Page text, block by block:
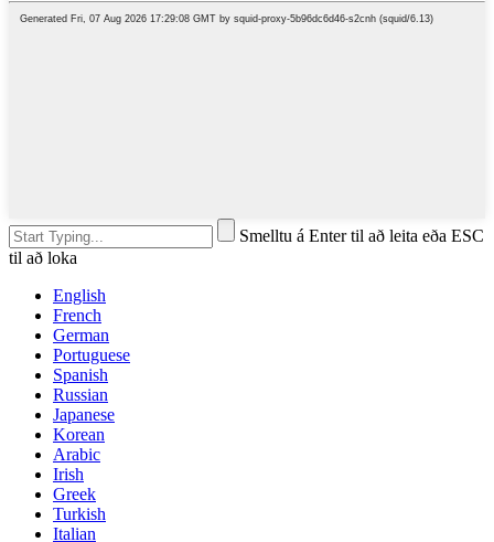
Smelltu á Enter til að leita eða ESC
til að loka
English
French
German
Portuguese
Spanish
Russian
Japanese
Korean
Arabic
Irish
Greek
Turkish
Italian